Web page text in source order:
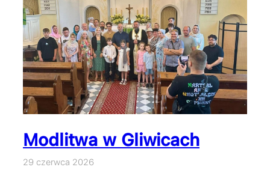
Modlitwa w Gliwicach
29 czerwca 2026